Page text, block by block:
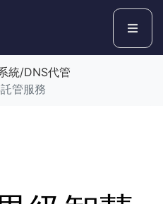
統/DNS代管
管服務